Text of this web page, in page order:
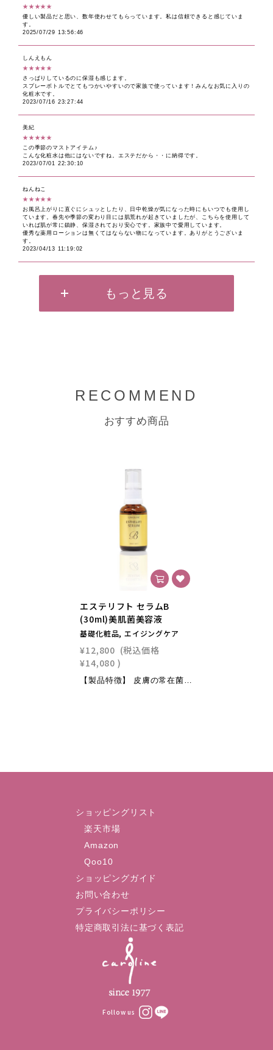
★★★★★
優しい製品だと思い、数年使わせてもらっています。私は信頼できると感じていま
す。
2025/07/29 13:56:46
しんえもん
★★★★★
さっぱりしているのに保湿も感じます。
スプレーボトルでとてもつかいやすいので家族で使っています！みんなお気に入りの
化粧水です。
2023/07/16 23:27:44
美紀
★★★★★
この季節のマストアイテム♪
こんな化粧水は他にはないですね。エステだから・・に納得です。
2023/07/01 22:30:10
ねんねこ
★★★★★
お風呂上がりに直ぐにシュッとしたり、日中乾燥が気になった時にもいつでも使用し
ています。春先や季節の変わり目には肌荒れが起きていましたが、こちらを使用して
いれば肌が常に鎮静、保湿されており安心です。家族中で愛用しています。
優秀な薬用ローションは無くてはならない物になっています。ありがとうございま
す。
2023/04/13 11:19:02
もっと見る
RECOMMEND
おすすめ商品
エステリフト セラムB
(30ml)美肌菌美容液
基礎化粧品, エイジングケア
¥12,800 (税込価格
¥14,080 )
【製品特徴】 皮膚の常在菌に着目して開発した35年間サロン施術で活躍するロングセラー美容液 トロミのない速攻浸透型処方で洗顔後の肌を瞬時に整えます。●皮膚科学とプロバイオティクスの研究を元に開発した肌を健やかに整える美容液●美容成分99.4％ ● 美肌菌「プロバイオティクス成分」3種類、「プレバイオティクス成分」2種類を配合し角質を整え美肌へ導きます●弾むようなハリ肌の為の多機能スター級美容成分を配合しエイジングケアも万全に行います 【主な配合成分】●ヒト脂肪細胞順化培養液エキス 韓国の幹細胞由来のパイオニアが開発、浸透性の高いリポソーム型●クロノライン/皮膚修復因子 HGFをもとに開発されたペプチド。●高圧抽出プラセンタエキス(豚由来)/国内指定の無菌豚胎盤から精製。アミノ酸、ビタミン、ミネラルを高含有。●ビフィズス菌培養溶解質(美肌菌)●加水分解コラーゲン●スーパーオキサイドジスムターゼ・ディスムチン(天然酵母) ＊2025年2月1日よりポンプタイプにリニューアルいたしました。 【ご使用方法】エステリフトセラムB朝使用 夜使用使用量目安 ：約4～5プッシュし、気になる箇所には重ねてお使いください。
ショッピングリスト
楽天市場
Amazon
Qoo10
ショッピングガイド
お問い合わせ
プライバシーポリシー
特定商取引法に基づく表記
Follow us